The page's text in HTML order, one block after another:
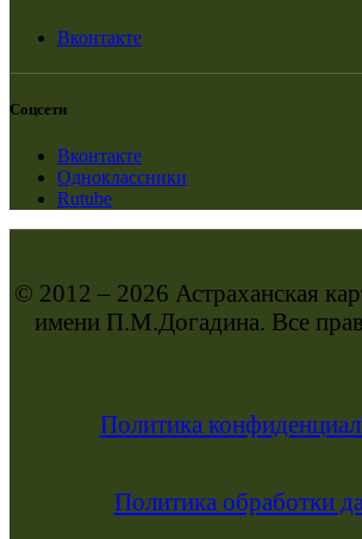
Вконтакте
Соцсети
Вконтакте
Одноклассники
Rutube
© 2012 – 2026 Астраханская
имени П.М.Догадина. Все
Политика
Политика обработки